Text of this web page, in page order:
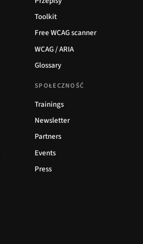
Toolkit
Free WCAG scanner
WCAG / ARIA
Glossary
SPOŁECZNOŚĆ
Trainings
Newsletter
Partners
Events
Press